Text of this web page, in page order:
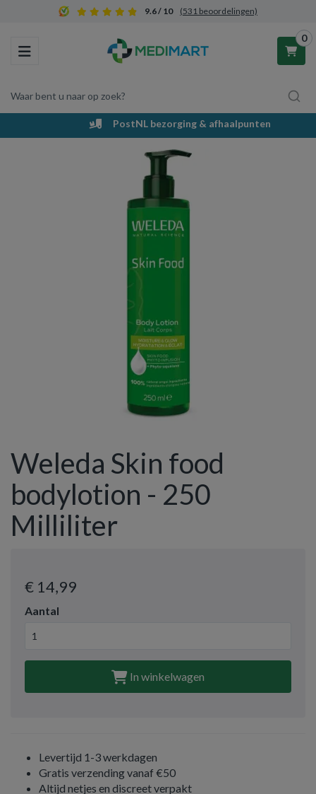
9.6 / 10 (531 beoordelingen)
Toggle navigation
Waar bent u naar op zoek?
0
Winkelwagen
Uw winkelwagen is leeg.
Vul hem met producten.
PostNL bezorging & afhaalpunten
Weleda Skin food
bodylotion - 250
Milliliter
€ 14,99
Aantal
In winkelwagen
Levertijd 1-3 werkdagen
Gratis verzending vanaf €50
Altijd netjes en discreet verpakt